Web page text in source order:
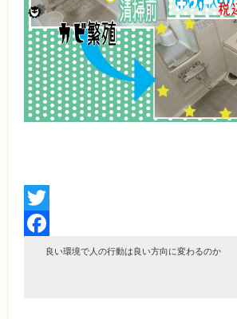
Twitter
Facebook
良い環境で人の行動は良い方向に変わるのか